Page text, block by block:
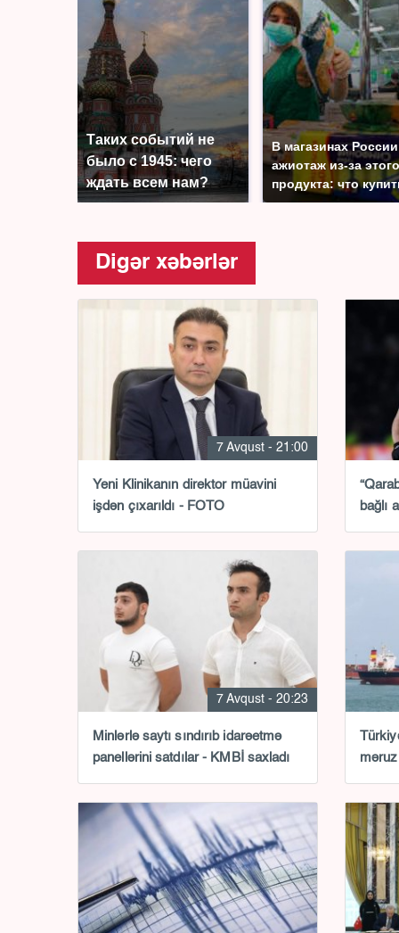
Таких событий не
было с 1945: чего
ждать всем нам?
В магазинах России
ажиотаж из-за этого
продукта: что
Digər xəbərlər
7 Avqust - 21:00
Yeni Klinikanın direktor müavini
işdən çıxarıldı - FOTO
bağlı
7 Avqust - 20:23
Minlərlə saytı sındırıb idarəetmə
panellərini satdılar - KMBİ saxladı
məruz